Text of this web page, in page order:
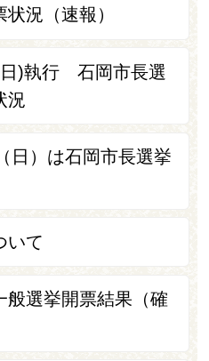
況（速報）
)執行 石岡市長選
況
日）は石岡市長選挙
いて
般選挙開票結果（確